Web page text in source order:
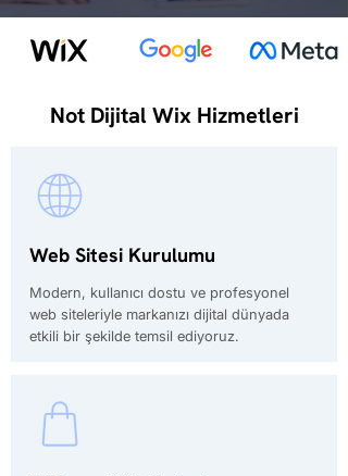
Not Dijital Wix Hizmetleri
Web Sitesi Kurulumu
Modern, kullanıcı dostu ve profesyonel
web siteleriyle markanızı dijital dünyada
etkili bir şekilde temsil ediyoruz.